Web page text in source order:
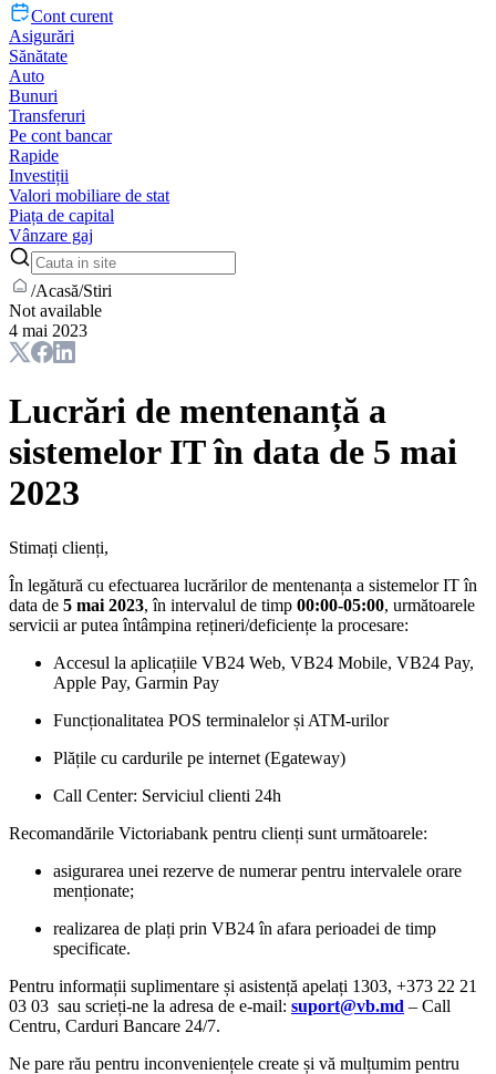
Cont curent
Asigurări
Sănătate
Auto
Bunuri
Transferuri
Pe cont bancar
Rapide
Investiții
Valori mobiliare de stat
Piața de capital
Vânzare gaj
/Acasă/Stiri
Not available
4 mai 2023
Lucrări de mentenanță a
sistemelor IT în data de 5 mai
2023
Stimați clienți,
În legătură cu efectuarea lucrărilor de mentenanța a sistemelor IT în
data de 5 mai 2023, în intervalul de timp 00:00-05:00, următoarele
servicii ar putea întâmpina rețineri/deficiențe la procesare:
Accesul la aplicațiile VB24 Web, VB24 Mobile, VB24 Pay,
Apple Pay, Garmin Pay
Funcționalitatea POS terminalelor și ATM-urilor
Plățile cu cardurile pe internet (Egateway)
Call Center: Serviciul clienti 24h
Recomandările Victoriabank pentru clienți sunt următoarele:
asigurarea unei rezerve de numerar pentru intervalele orare
menționate;
realizarea de plați prin VB24 în afara perioadei de timp
specificate.
Pentru informații suplimentare și asistență apelați 1303, +373 22 21
03 03 sau scrieți-ne la adresa de e-mail: suport@vb.md – Call
Centru, Carduri Bancare 24/7.
Ne pare rău pentru inconveniențele create și vă mulțumim pentru